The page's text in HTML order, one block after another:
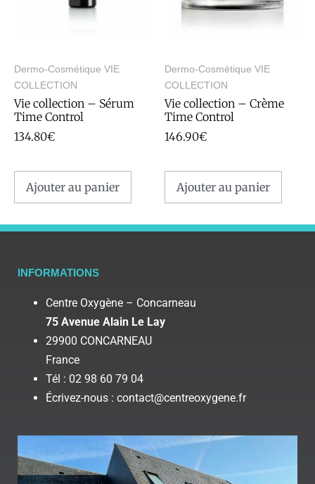
Dermo-Cosmétique VIE
COLLECTION
Vie collection – Sérum
Time Control
134.80€
Ajouter au panier
Dermo-Cosmétique VIE
COLLECTION
Vie collection – Crème
Time Control
146.90€
Ajouter au panier
INFORMATIONS
Centre Oxygène – Concarneau
75 Avenue Alain Le Lay
29900 CONCARNEAU
France
Tél : 02 98 60 79 04
Écrivez-nous : contact@centreoxygene.fr